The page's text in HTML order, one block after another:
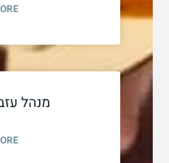
»
מנהל
»